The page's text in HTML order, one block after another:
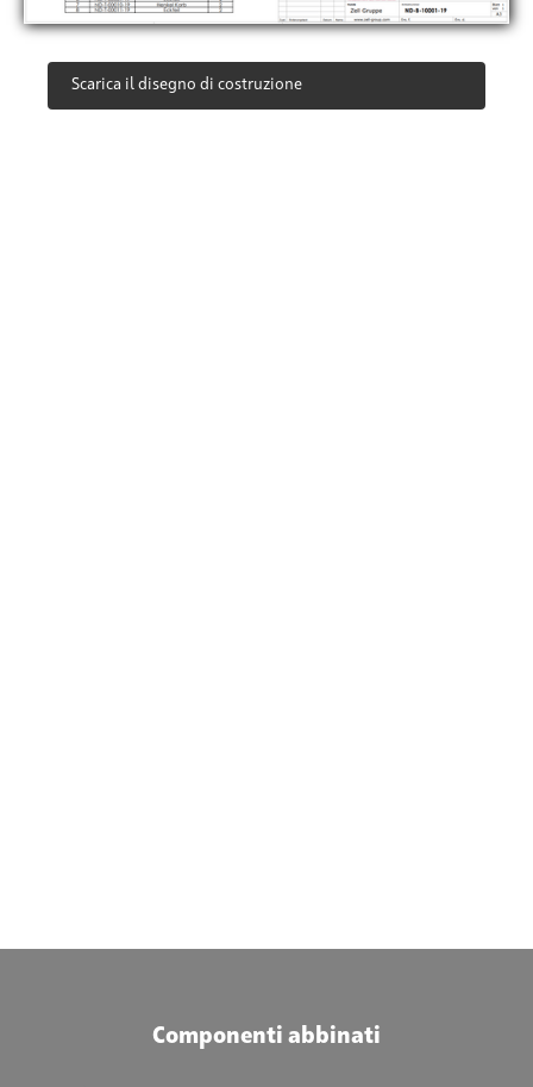
Scarica il disegno di costruzione
Componenti abbinati